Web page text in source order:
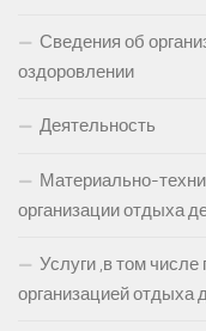
Сведения об
оздоровлении
Деятельность
Материально-
организации отдыха
Услуги ,в том
организацией отдыха